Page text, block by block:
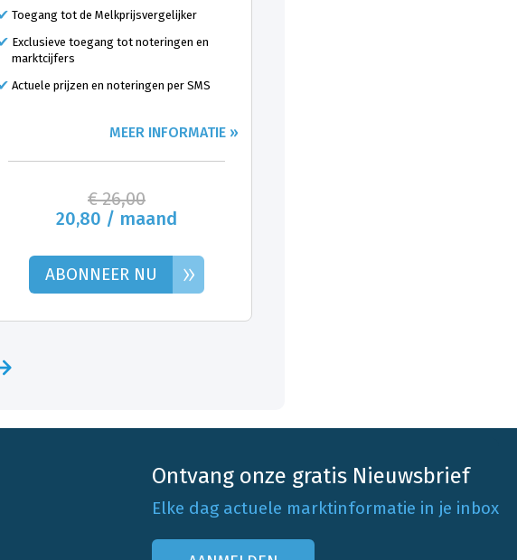
Toegang tot de Melkprijsvergelijker
Exclusieve toegang tot noteringen en
marktcijfers
Actuele prijzen en noteringen per SMS
MEER INFORMATIE »
€ 26,00
20,80 / maand
ABONNEER NU »
Ontvang onze gratis Nieuwsbrief
Elke dag actuele marktinformatie in je inbox